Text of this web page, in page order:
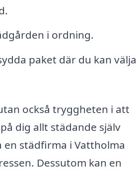
i ordning.
paket där du kan välja
också tryggheten i att
dig allt städande själv
städfirma i Vattholma
Dessutom kan en